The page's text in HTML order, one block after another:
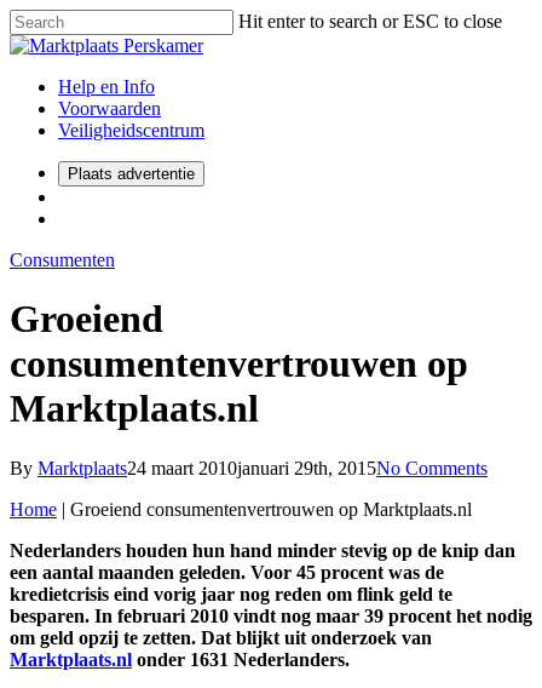
Hit enter to search or ESC to close
Help en Info
Voorwaarden
Veiligheidscentrum
Plaats advertentie
Consumenten
Groeiend
consumentenvertrouwen op
Marktplaats.nl
By Marktplaats24 maart 2010januari 29th, 2015No Comments
Home | Groeiend consumentenvertrouwen op Marktplaats.nl
Nederlanders houden hun hand minder stevig op de knip dan
een aantal maanden geleden. Voor 45 procent was de
kredietcrisis eind vorig jaar nog reden om flink geld te
besparen. In februari 2010 vindt nog maar 39 procent het nodig
om geld opzij te zetten. Dat blijkt uit onderzoek van
Marktplaats.nl onder 1631 Nederlanders.